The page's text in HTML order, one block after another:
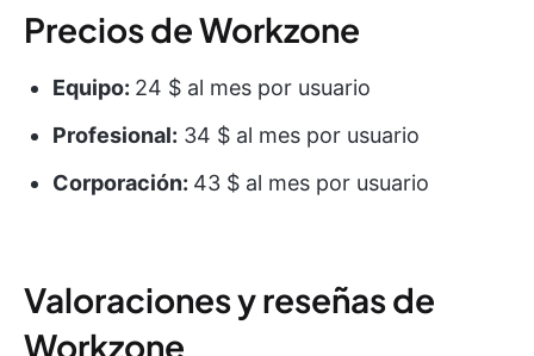
Precios de Workzone
Equipo: 24 $ al mes por usuario
Profesional: 34 $ al mes por usuario
Corporación: 43 $ al mes por usuario
Valoraciones y reseñas de
Workzone